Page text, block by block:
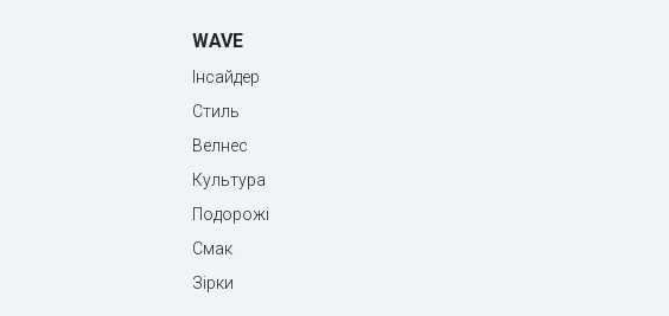
WAVE
Інсайдер
Стиль
Велнес
Культура
Подорожі
Смак
Зірки